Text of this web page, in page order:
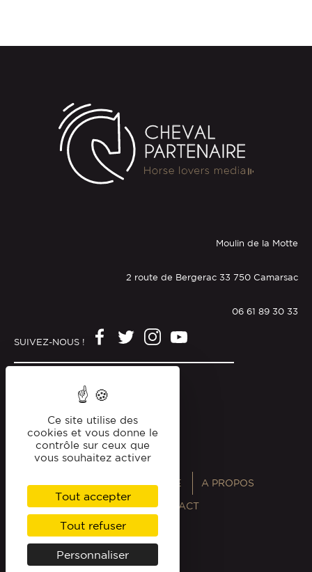
Moulin de la Motte
2 route de Bergerac 33 750 Camarsac
06 61 89 30 33
SUIVEZ-NOUS !
Politique de confidentialité
ANNUAIRES MAGAZINE A PROPOS
PROFESSIONNELS CONTACT
Ce site utilise des
cookies et vous donne le
contrôle sur ceux que
vous souhaitez activer
Tout accepter
Tout refuser
Personnaliser